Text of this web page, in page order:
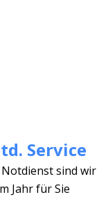
Service
Notdienst sind wir
Jahr für Sie